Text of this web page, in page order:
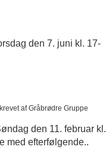
den 7. juni kl. 17-
af Gråbrødre Gruppe
den 11. februar kl.
med efterfølgende..